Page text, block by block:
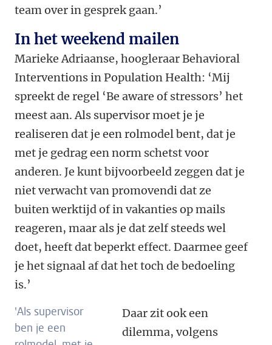
team over in gesprek gaan.’
In het weekend mailen
Marieke Adriaanse, hoogleraar Behavioral
Interventions in Population Health: ‘Mij
spreekt de regel ‘Be aware of stressors’ het
meest aan. Als supervisor moet je je
realiseren dat je een rolmodel bent, dat je
met je gedrag een norm schetst voor
anderen. Je kunt bijvoorbeeld zeggen dat je
niet verwacht van promovendi dat ze
buiten werktijd of in vakanties op mails
reageren, maar als je dat zelf steeds wel
doet, heeft dat beperkt effect. Daarmee geef
je het signaal af dat het toch de bedoeling
is.’
'Als supervisor
ben je een
Daar zit ook een
dilemma, volgens